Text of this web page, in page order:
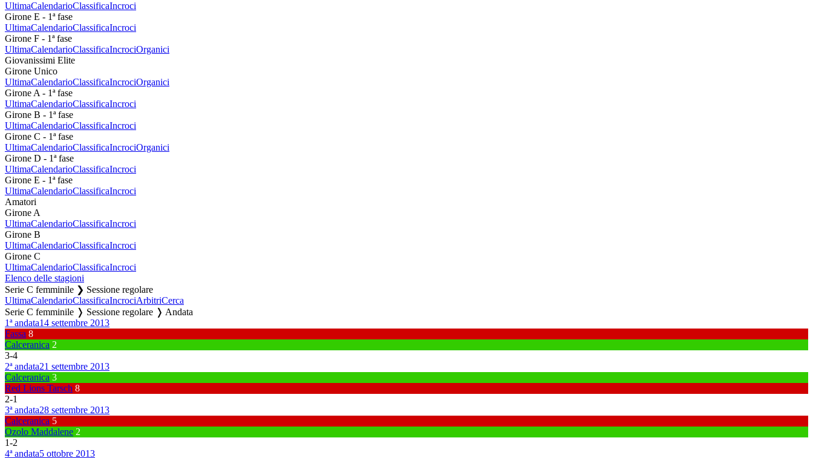
UltimaCalendarioClassificaIncroci
Girone E - 1ª fase
UltimaCalendarioClassificaIncroci
Girone F - 1ª fase
UltimaCalendarioClassificaIncrociOrganici
Giovanissimi Elite
Girone Unico
UltimaCalendarioClassificaIncrociOrganici
Girone A - 1ª fase
UltimaCalendarioClassificaIncroci
Girone B - 1ª fase
UltimaCalendarioClassificaIncroci
Girone C - 1ª fase
UltimaCalendarioClassificaIncrociOrganici
Girone D - 1ª fase
UltimaCalendarioClassificaIncroci
Girone E - 1ª fase
UltimaCalendarioClassificaIncroci
Amatori
Girone A
UltimaCalendarioClassificaIncroci
Girone B
UltimaCalendarioClassificaIncroci
Girone C
UltimaCalendarioClassificaIncroci
Elenco delle stagioni
Serie C femminile ❯ Sessione regolare
UltimaCalendarioClassificaIncrociArbitriCerca
Serie C femminile ❭ Sessione regolare ❭ Andata
1ª andata14 settembre 2013
Fassa 8
Calceranica 2
3-4
2ª andata21 settembre 2013
Calceranica 3
Red Lions Tarsch 8
2-1
3ª andata28 settembre 2013
Calceranica 5
Ozolo Maddalene 2
1-2
4ª andata5 ottobre 2013